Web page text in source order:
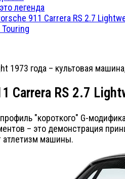
легенда
911 Carrera RS 2.7
1973 года – культовая
Carrera RS 2.7
"короткого" G-
– это демонстрация
атлетизм машины.